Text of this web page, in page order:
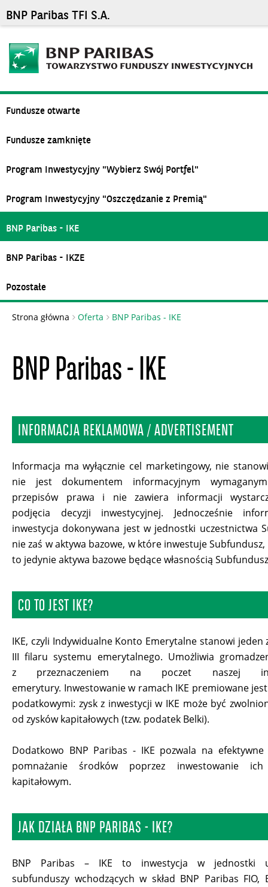
BNP Paribas TFI S.A.
Fundusze otwarte
Fundusze zamknięte
Program Inwestycyjny "Wybierz Swój Portfel"
Program Inwestycyjny "Oszczędzanie z Premią"
BNP Paribas - IKE
BNP Paribas - IKZE
Pozostałe
Strona główna Oferta BNP Paribas - IKE
BNP Paribas - IKE
INFORMACJA REKLAMOWA / ADVERTISEMENT
Informacja ma wyłącznie cel marketingowy, nie
nie jest dokumentem informacyjnym
przepisów prawa i nie zawiera informacji
podjęcia decyzji inwestycyjnej. Jednocześnie
inwestycja dokonywana jest w jednostki uczestnictwa
nie zaś w aktywa bazowe, w które inwestuje
to jedynie aktywa bazowe będące własnością
CO TO JEST IKE?
IKE, czyli Indywidualne Konto Emerytalne stanowi jeden
III filaru systemu emerytalnego. Umożliwia
z przeznaczeniem na poczet naszej
emerytury. Inwestowanie w ramach IKE premiowane
podatkowymi: zysk z inwestycji w IKE może być
od zysków kapitałowych (tzw. podatek Belki).
Dodatkowo BNP Paribas - IKE pozwala na efektywne
pomnażanie środków poprzez inwestowanie
kapitałowym.
JAK DZIAŁA BNP PARIBAS - IKE?
BNP Paribas – IKE to inwestycja w jednostki
subfunduszy wchodzących w skład BNP Paribas FIO,